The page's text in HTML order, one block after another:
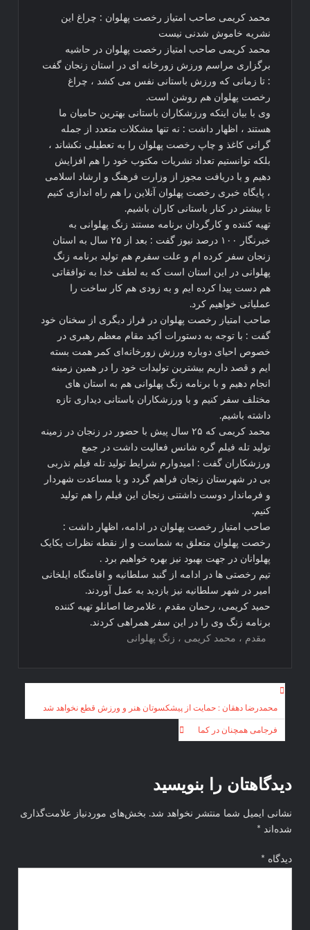
محمد کریمی صاحب امتیاز رخصت پهلوان : چراغ این
نشریه خاموش شدنی نیست
محمد کریمی صاحب امتیاز رخصت پهلوان در حاشیه
برگزاری مراسم ورزش زورخانه ای در استان زنجان گفت
: تا زمانی که ورزش باستانی نفس می کشد ، چراغ
رخصت پهلوان هم روشن است.
وی با بیان اینکه ورزشکاران باستانی بهترین حامیان ما
هستند ، اظهار داشت : نه تنها مشکلات متعدد از جمله
گرانی کاغذ و چاپ رخصت پهلوان را به تعطیلی نکشاند ،
بلکه توانستیم تعداد نشریات مکتوب خود را هم افزایش
دهیم و با دریافت مجوز از وزارت فرهنگ و ارشاد اسلامی
، پایگاه خبری رخصت پهلوان آنلاین را هم راه اندازی کنیم
تا بیشتر در کنار باستانی کاران باشیم.
تهیه کننده و کارگردان برنامه مستند زنگ پهلوانی به
خبرنگار ۱۰۰ درصد نیوز گفت : بعد از ۲۵ سال به استان
زنجان سفر کرده ام و علت سفرم هم تولید برنامه زنگ
پهلوانی در این استان است که به لطف خدا به توافقاتی
هم دست پیدا کرده ایم و به زودی هم کار ساخت را
عملیاتی خواهیم کرد.
صاحب امتیاز رخصت پهلوان در فراز دیگری از سخنان خود
گفت : با توجه به دستورات أکید مقام معظم رهبری در
خصوص احیای دوباره ورزش زورخانه‌ای کمر همت بسته
ایم و قصد داریم بیشترین تولیدات خود را در همین زمینه
انجام دهیم و با برنامه زنگ پهلوانی هم به استان های
مختلف سفر کنیم و با ورزشکاران باستانی دیداری تازه
داشته باشیم.
محمد کریمی که ۲۵ سال پیش با حضور در زنجان در زمینه
تولید تله فیلم گره شانس فعالیت داشت در جمع
ورزشکاران گفت : امیدوارم شرایط تولید تله فیلم نذربی
بی در شهرستان زنجان فراهم گردد و با مساعدت شهردار
و فرماندار دوست داشتنی زنجان این فیلم را هم تولید
کنیم.
صاحب امتیاز رخصت پهلوان در ادامه، اظهار داشت :
رخصت پهلوان متعلق به شماست و از نقطه نظرات یکایک
پهلوانان در جهت بهبود نیز بهره خواهیم برد .
تیم رخصتی ها در ادامه از گنبد سلطانیه و اقامتگاه ایلخانی
امیر در شهر سلطانیه نیز بازدید به عمل آوردند.
حمید کریمی، رحمان مقدم ، غلامرضا اصانلو تهیه کننده
برنامه زنگ وی را در این سفر همراهی کردند.
مقدم ، محمد کریمی ، زنگ پهلوانی
راهبری
نوشته
محمدرضا دهقان : حمایت از پیشکسوتان هنر و ورزش قطع نخواهد شد
فرجامی همچنان در کما
دیدگاهتان را بنویسید
نشانی ایمیل شما منتشر نخواهد شد. بخش‌های موردنیاز علامت‌گذاری
شده‌اند *
دیدگاه *